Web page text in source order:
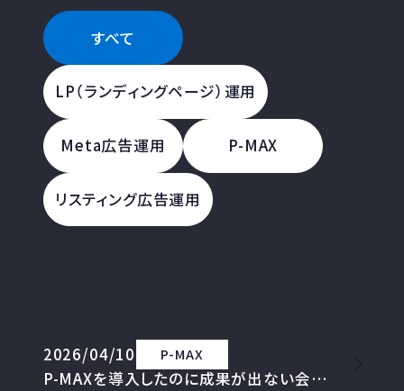
すべて
LP（ランディングページ）運用
Meta広告運用 P-MAX
リスティング広告運用
2026/04/10 P-MAX
P-MAXを導入したのに成果が出ない会社に共通する設定ミス5つ